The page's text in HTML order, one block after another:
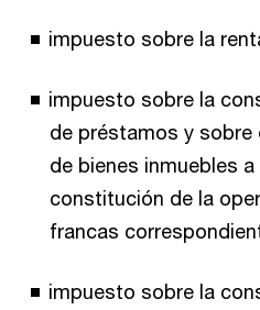
impuesto sobre la
impuesto sobre la
de préstamos y
de bienes inmuebles
constitución de la
francas
impuesto sobre la